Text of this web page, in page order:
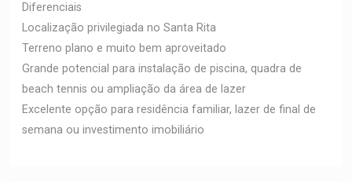
Diferenciais
Localização privilegiada no Santa Rita
Terreno plano e muito bem aproveitado
Grande potencial para instalação de piscina, quadra de
beach tennis ou ampliação da área de lazer
Excelente opção para residência familiar, lazer de final de
semana ou investimento imobiliário